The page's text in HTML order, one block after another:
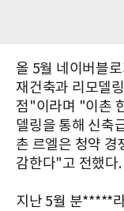
올 5월 네이버블
재건축과 리모델
점"이라며 "이촌
델링을 통해 신축
촌 르엘은 청약 경
감한다"고 전했다.
지난 5월 분*****